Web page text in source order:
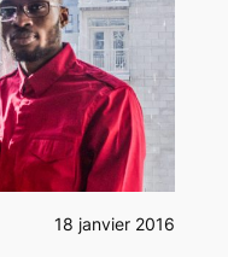
18 janvier 2016